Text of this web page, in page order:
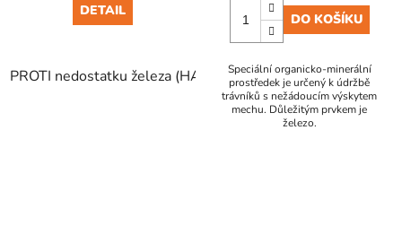
DETAIL
PROTI nedostatku železa (HARMONIE Železo) 50 ml
DO KOŠÍKU
Speciální organicko-minerální
prostředek je určený k údržbě
trávníků s nežádoucím výskytem
mechu. Důležitým prvkem je
železo.